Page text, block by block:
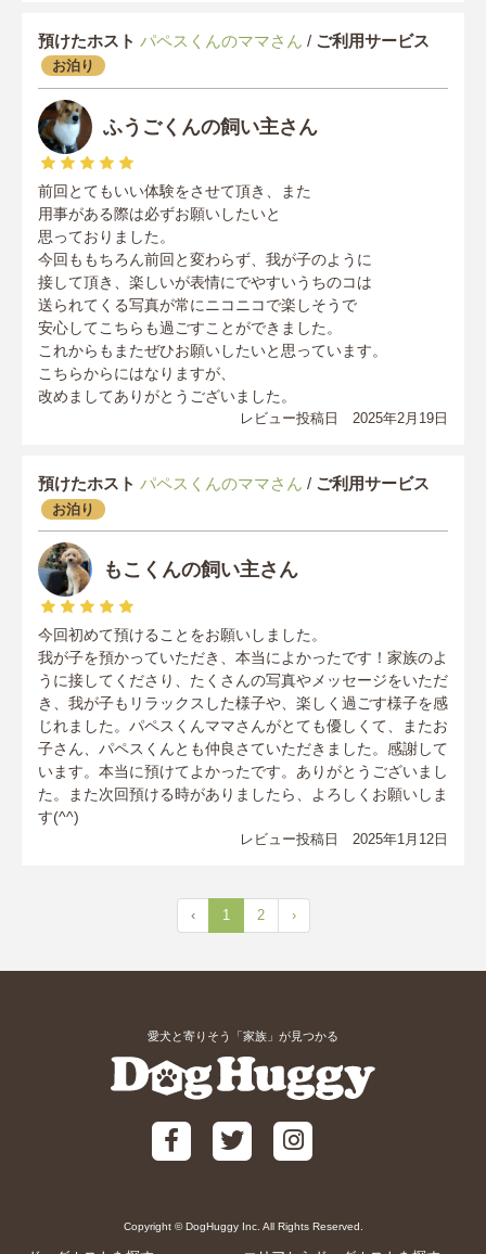
預けたホスト パペスくんのママさん / ご利用サービス
お泊り
ふうごくんの飼い主さん
前回とてもいい体験をさせて頂き、また
用事がある際は必ずお願いしたいと
思っておりました。
今回ももちろん前回と変わらず、我が子のように
接して頂き、楽しいが表情にでやすいうちのコは
送られてくる写真が常にニコニコで楽しそうで
安心してこちらも過ごすことができました。
これからもまたぜひお願いしたいと思っています。
こちらからにはなりますが、
改めましてありがとうございました。
レビュー投稿日 2025年2月19日
預けたホスト パペスくんのママさん / ご利用サービス
お泊り
もこくんの飼い主さん
今回初めて預けることをお願いしました。
我が子を預かっていただき、本当によかったです！家族のよ
うに接してくださり、たくさんの写真やメッセージをいただ
き、我が子もリラックスした様子や、楽しく過ごす様子を感
じれました。パペスくんママさんがとても優しくて、またお
子さん、パペスくんとも仲良さていただきました。感謝して
います。本当に預けてよかったです。ありがとうございまし
た。また次回預ける時がありましたら、よろしくお願いしま
す(^^)
レビュー投稿日 2025年1月12日
‹ 1 2 ›
愛犬と寄りそう「家族」が見つかる
Copyright © DogHuggy Inc. All Rights Reserved.